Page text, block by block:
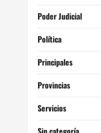
Poder Judicial
Política
Principales
Provincias
Servicios